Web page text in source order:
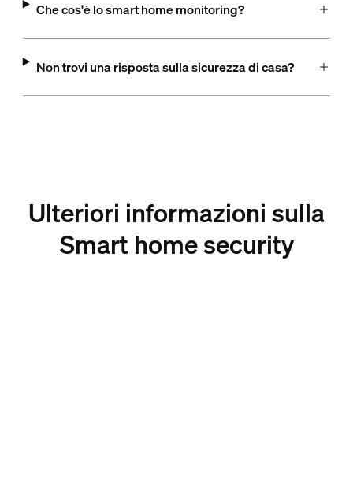
Che cos'è lo smart home monitoring?
Non trovi una risposta sulla sicurezza di casa?
Ulteriori informazioni sulla
Smart home security